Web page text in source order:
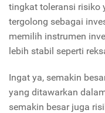
tingkat toleransi risiko
tergolong sebagai
memilih instrumen
lebih stabil seperti
Ingat ya, semakin
yang ditawarkan
semakin besar juga